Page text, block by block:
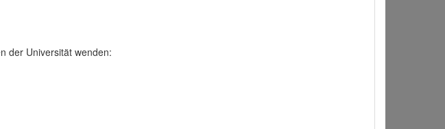
der Universität wenden: